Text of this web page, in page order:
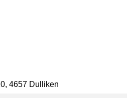
4657 Dulliken